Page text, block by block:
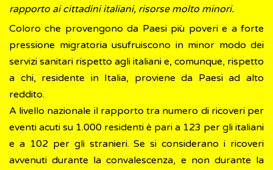
rapporto ai cittadini italiani, risorse molto minori.
Coloro che provengono da Paesi più poveri e a forte
pressione migratoria usufruiscono in minor modo dei
servizi sanitari rispetto agli italiani e, comunque, rispetto
a chi, residente in Italia, proviene da Paesi ad alto
reddito.
A livello nazionale il rapporto tra numero di ricoveri per
eventi acuti su 1.000 residenti è pari a 123 per gli italiani
e a 102 per gli stranieri. Se si considerano i ricoveri
avvenuti durante la convalescenza, e non durante la